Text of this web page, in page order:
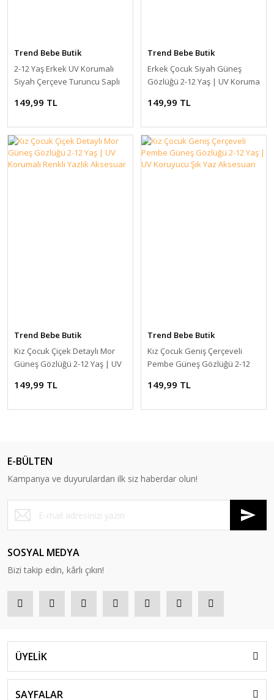
Trend Bebe Butik
2-12 Yaş Erkek UV Korumalı
Siyah Çerçeve Turuncu Saplı
149,99 TL
Trend Bebe Butik
Erkek Çocuk Siyah Güneş
Gözlüğü 2-12 Yaş | UV Koruma
Çerçeve
149,99 TL
Trend Bebe Butik
Kız Çocuk Çiçek Detaylı Mor
Güneş Gözlüğü 2-12 Yaş | UV
Aksesuar
149,99 TL
Trend Bebe Butik
Kız Çocuk Geniş Çerçeveli
Pembe Güneş Gözlüğü 2-12
Aksesuarı
149,99 TL
E-BÜLTEN
Kampanya ve duyurulardan ilk siz haberdar olun!
SOSYAL MEDYA
Bizi takip edin, kârlı çıkın!
ÜYELİK
SAYFALAR